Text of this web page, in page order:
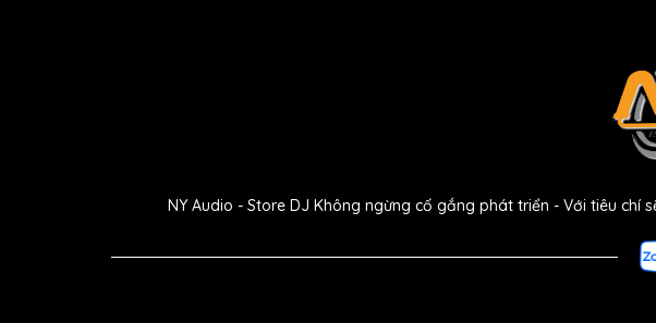
này sẽ đi kèm một kẹp mic và một hộp đựng có xốp để có thể dễ dàng vận
II. Tính năng chính của Numark WM200
Vỏ bọc lưới thép
NY Audio - Store DJ Không ngừng cố gắng phát triển - Với tiêu